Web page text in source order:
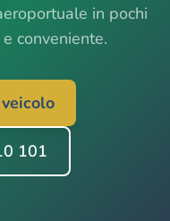
in pochi
conveniente.
101